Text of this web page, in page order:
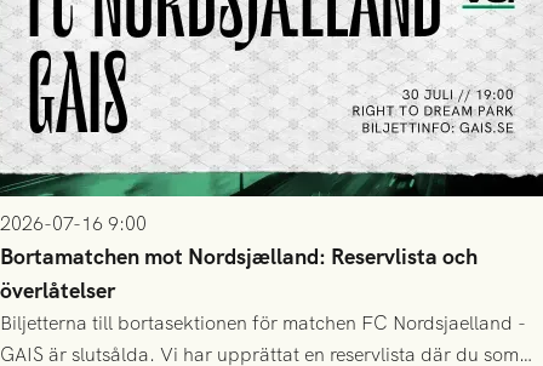
2026-07-16 9:00
Bortamatchen mot Nordsjælland: Reservlista och
överlåtelser
Biljetterna till bortasektionen för matchen FC Nordsjaelland -
GAIS är slutsålda. Vi har upprättat en reservlista där du som